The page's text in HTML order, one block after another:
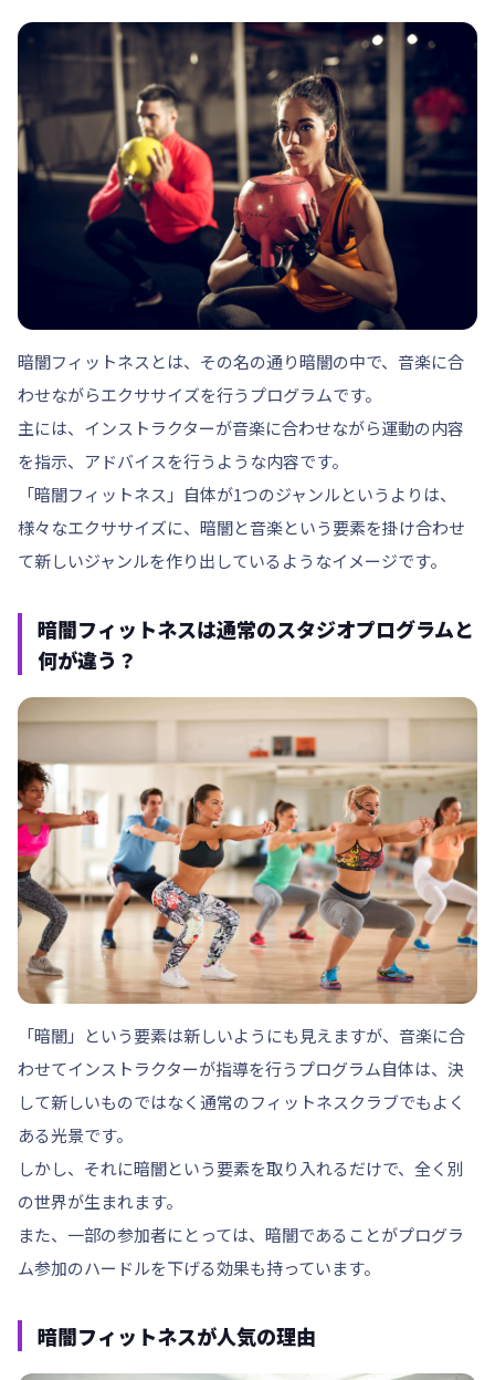
暗闇フィットネスとは、その名の通り暗闇の中で、音楽に合
わせながらエクササイズを行うプログラムです。
主には、インストラクターが音楽に合わせながら運動の内容
を指示、アドバイスを行うような内容です。
「暗闇フィットネス」自体が1つのジャンルというよりは、
様々なエクササイズに、暗闇と音楽という要素を掛け合わせ
て新しいジャンルを作り出しているようなイメージです。
暗闇フィットネスは通常のスタジオプログラムと
何が違う？
「暗闇」という要素は新しいようにも見えますが、音楽に合
わせてインストラクターが指導を行うプログラム自体は、決
して新しいものではなく通常のフィットネスクラブでもよく
ある光景です。
しかし、それに暗闇という要素を取り入れるだけで、全く別
の世界が生まれます。
また、一部の参加者にとっては、暗闇であることがプログラ
ム参加のハードルを下げる効果も持っています。
暗闇フィットネスが人気の理由